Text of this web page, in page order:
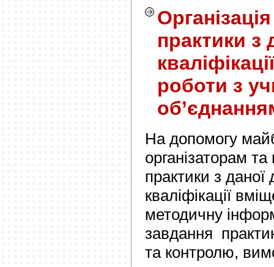
практики з
роботи з
На допомогу
організаторам
практики з даної
кваліфікації
методичну
завдання
та контролю,